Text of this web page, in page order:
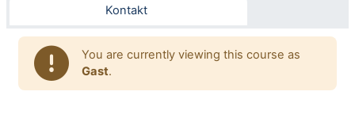
Kontakt
You are currently viewing this course as
Gast.